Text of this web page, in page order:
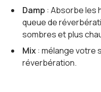
Damp : Absorbe les
queue de
sombres et plus
Mix: mélange votre
réverbération.